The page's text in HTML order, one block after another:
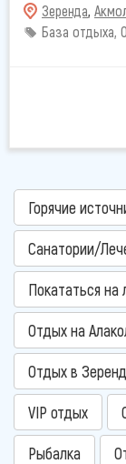
Зеренда
База отдыха,
Горячие
Санатории/
Покататься
Отдых на
Отдых в
VIP отдых
Рыбалка